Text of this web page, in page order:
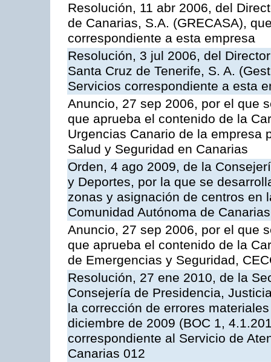
Resolución, 11 abr 2006, del
de Canarias, S.A. (GRECASA),
correspondiente a esta empresa
Resolución, 3 jul 2006, del
Santa Cruz de Tenerife, S. A.
Servicios correspondiente a esta
Anuncio, 27 sep 2006, por el que
que aprueba el contenido de la
Urgencias Canario de la empresa
Salud y Seguridad en Canarias
Orden, 4 ago 2009, de la
y Deportes, por la que se
zonas y asignación de centros en
Comunidad Autónoma de Canarias
Anuncio, 27 sep 2006, por el que
que aprueba el contenido de la
de Emergencias y Seguridad,
Resolución, 27 ene 2010, de la
Consejería de Presidencia,
la corrección de errores
diciembre de 2009 (BOC 1,
correspondiente al Servicio de
Canarias 012